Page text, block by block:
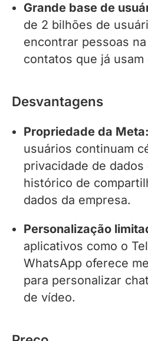
Grande base de
de 2 bilhões de
encontrar pessoas
contatos que já usam
Desvantagens
Propriedade da Meta:
usuários continuam
privacidade de dados
histórico de
dados da empresa.
Personalização
aplicativos como o
WhatsApp oferece
para personalizar
de vídeo.